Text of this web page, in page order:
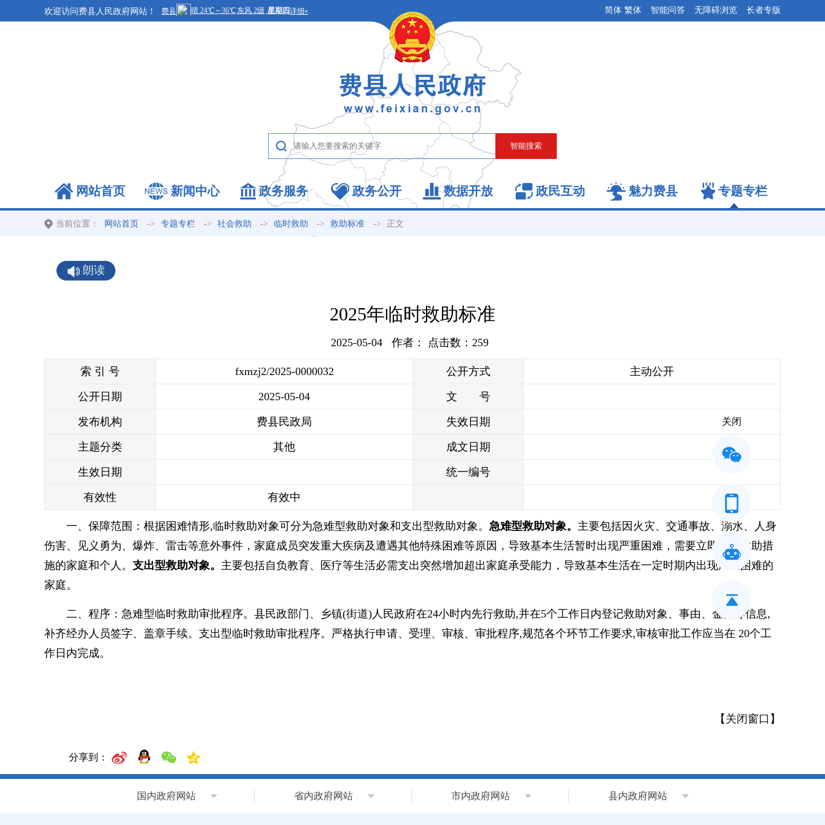
欢迎访问费县人民政府网站！ 智能问答 无障碍浏览 长者专版
简体 繁体
网站首页 新闻中心 政务服务 政务公开 数据开放 政民互动 魅力费县 专题专栏
当前位置： 网站首页 -> 专题专栏 -> 社会救助 -> 临时救助 -> 救助标准 -> 正文
朗读
2025年临时救助标准
2025-05-04 作者： 点击数： 259
索 引 号 fxmzj2/2025-0000032 公开方式 主动公开
公开日期 2025-05-04 文 号
发布机构 费县民政局 失效日期
主题分类 其他 成文日期
生效日期 统一编号
有效性 有效中
一、保障范围：根据困难情形,临时救助对象可分为急难型救助对象和支出型救助对象。 急难型救助对象。 主要包括因火灾、交通事故、溺水、人身
伤害、见义勇为、爆炸、雷击等意外事件，家庭成员突发重大疾病及遭遇其他特殊困难等原因，导致基本生活暂时出现严重困难，需要立即采取救助措
施的家庭和个人。 支出型救助对象。 主要包括自负教育、医疗等生活必需支出突然增加超出家庭承受能力，导致基本生活在一定时期内出现严重困难的
家庭。
二、程序：急难型临时救助审批程序。县民政部门、乡镇(街道)人民政府在24小时内先行救助,并在5个工作日内登记救助对象、事由、金额等信息,
补齐经办人员签字、盖章手续。支出型临时救助审批程序。严格执行申请、受理、审核、审批程序,规范各个环节工作要求,审核审批工作应当在 20个工
作日内完成。
【 关闭窗口 】
分享到：
国内政府网站 省内政府网站 市内政府网站 县内政府网站
关闭